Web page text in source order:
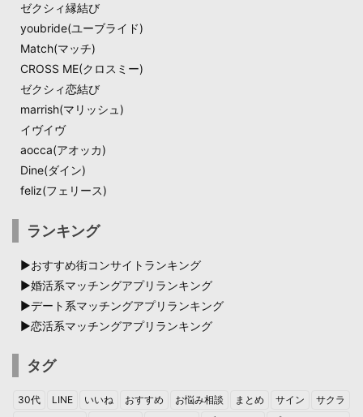
ゼクシィ縁結び
youbride(ユーブライド)
Match(マッチ)​
CROSS ME(クロスミー)
ゼクシィ恋結び​
marrish(マリッシュ)
イヴイヴ
aocca(アオッカ)
Dine(ダイン)​
feliz(フェリース)
ランキング
▶︎おすすめ街コンサイトランキング
▶︎婚活系マッチングアプリランキング
▶︎デート系マッチングアプリランキング
▶︎恋活系マッチングアプリランキング
タグ
30代 LINE いいね おすすめ お悩み相談 まとめ サイン
サクラ